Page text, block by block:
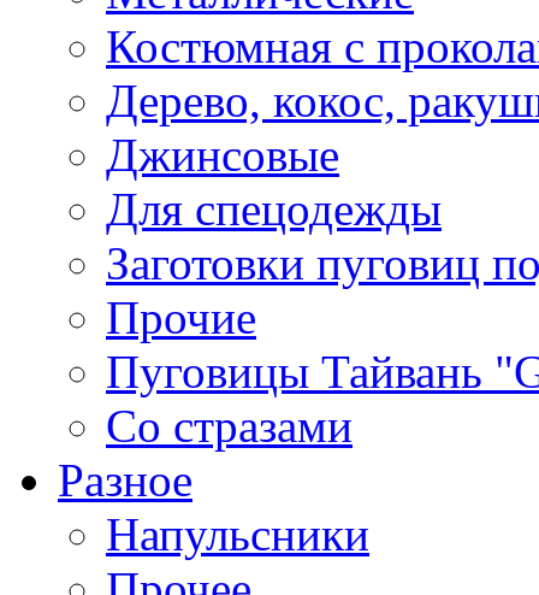
Костюмная с
Дерево, кокос,
Джинсовые
Для спецодежды
Заготовки пуговиц
Прочие
Пуговицы Тайвань
Со стразами
Разное
Напульсники